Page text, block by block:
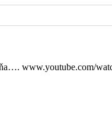
www.youtube.com/